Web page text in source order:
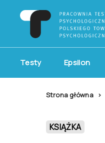
Testy Epsilon
Strona główna
KSIĄŻKA